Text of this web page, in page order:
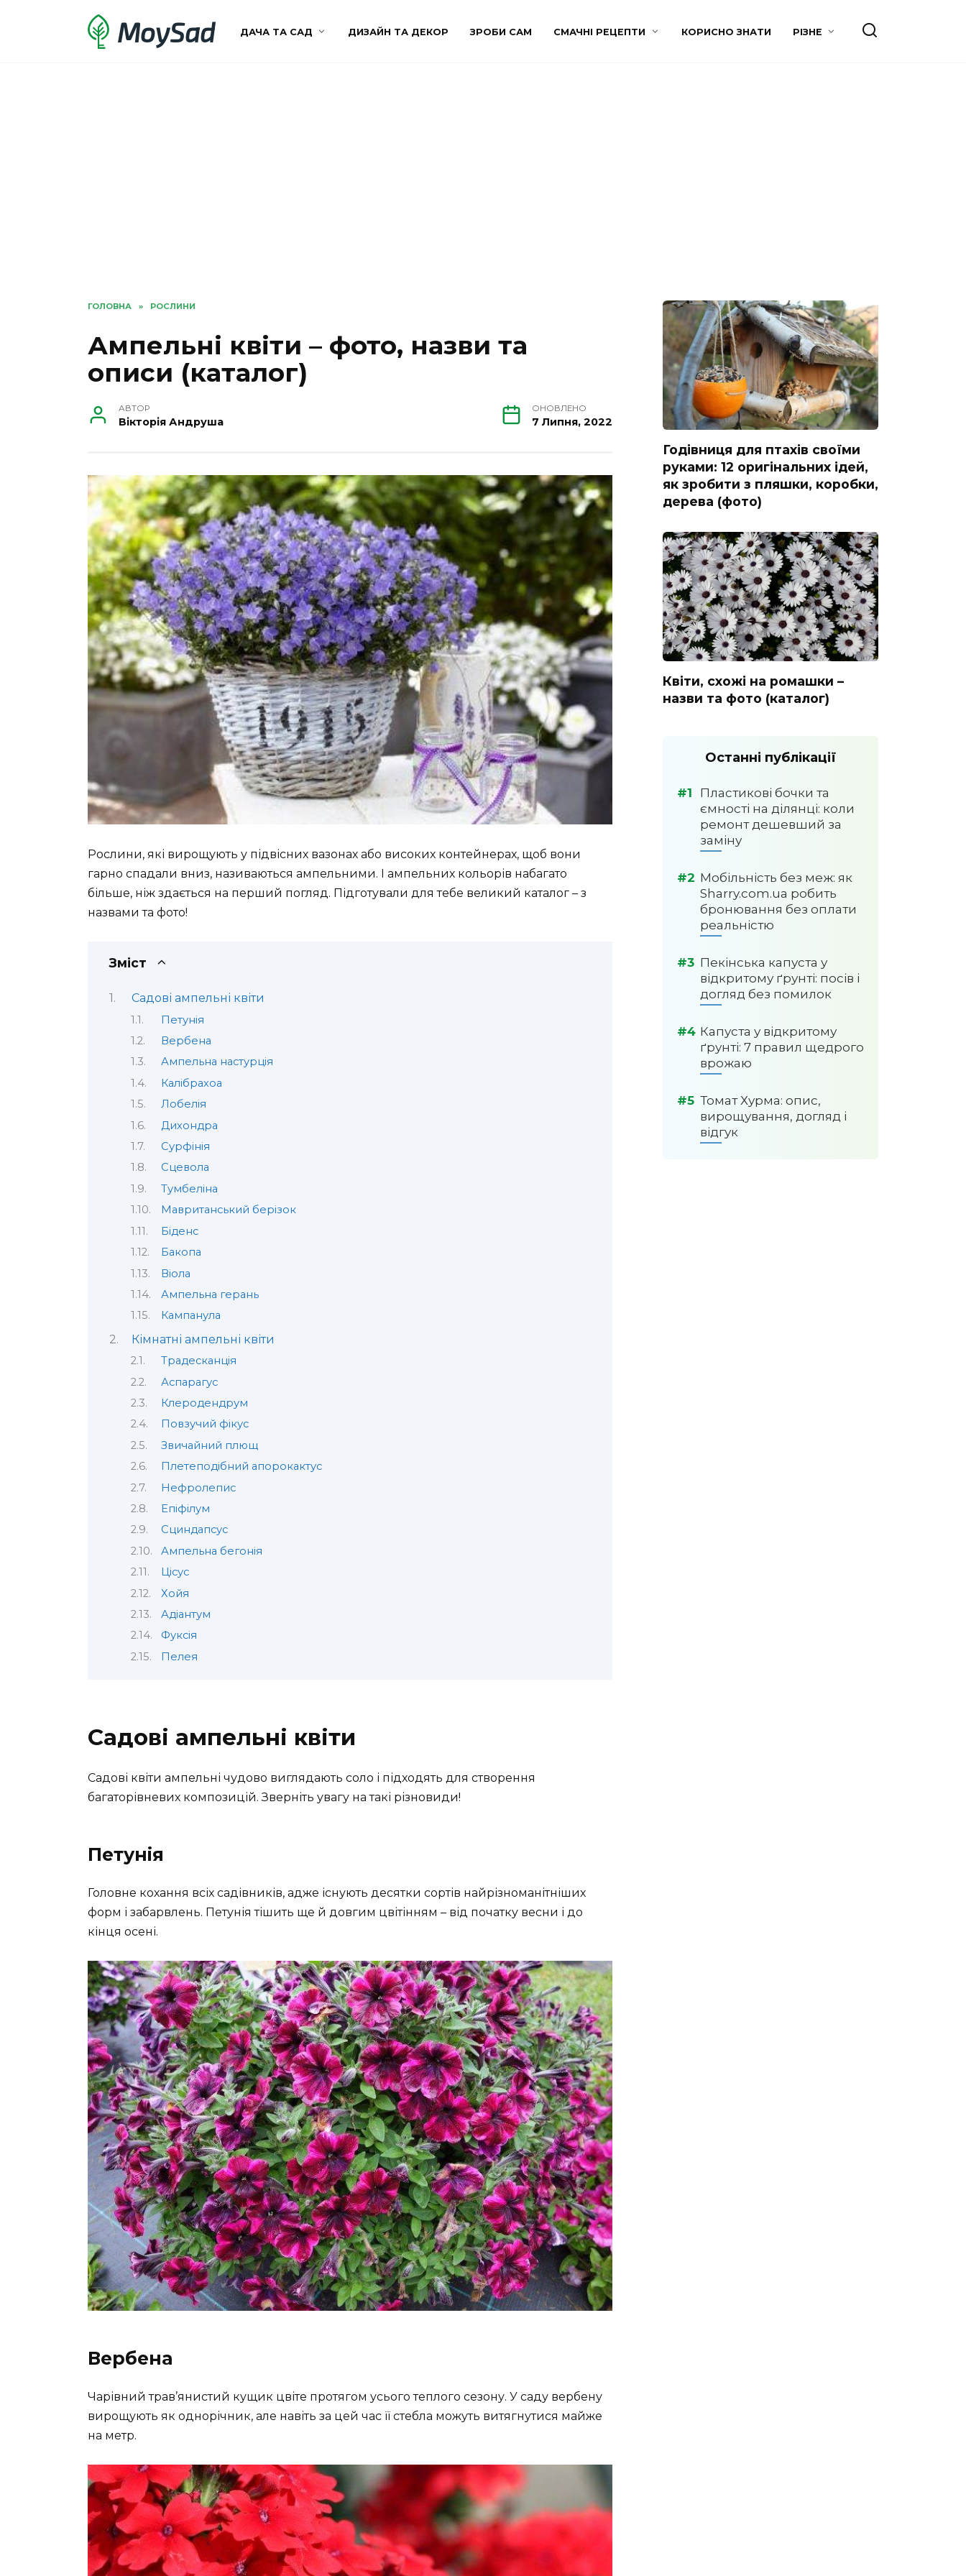
MoySad ДАЧА ТА САД ДИЗАЙН ТА ДЕКОР ЗРОБИ САМ СМАЧНІ РЕЦЕПТИ КОРИСНО ЗНАТИ РІЗНЕ
ГОЛОВНА » РОСЛИНИ
Ампельні квіти – фото, назви та
описи (каталог)
АВТОР
Вікторія Андруша
ОНОВЛЕНО
7 Липня, 2022
Рослини, які вирощують у підвісних вазонах або високих контейнерах, щоб вони
гарно спадали вниз, називаються ампельними. І ампельних кольорів набагато
більше, ніж здається на перший погляд. Підготували для тебе великий каталог – з
назвами та фото!
Зміст
Садові ампельні квіти
Петунія
Вербена
Ампельна настурція
Калібрахоа
Лобелія
Дихондра
Сурфінія
Сцевола
Тумбеліна
Мавританський берізок
Біденс
Бакопа
Віола
Ампельна герань
Кампанула
Кімнатні ампельні квіти
Традесканція
Аспарагус
Клеродендрум
Повзучий фікус
Звичайний плющ
Плетеподібний апорокактус
Нефролепис
Епіфілум
Сциндапсус
Ампельна бегонія
Цісус
Хойя
Адіантум
Фуксія
Пелея
Садові ампельні квіти
Садові квіти ампельні чудово виглядають соло і підходять для створення
багаторівневих композицій. Зверніть увагу на такі різновиди!
Петунія
Головне кохання всіх садівників, адже існують десятки сортів найрізноманітніших
форм і забарвлень. Петунія тішить ще й довгим цвітінням – від початку весни і до
кінця осені.
Вербена
Чарівний трав’янистий кущик цвіте протягом усього теплого сезону. У саду вербену
вирощують як однорічник, але навіть за цей час її стебла можуть витягнутися майже
на метр.
Годівниця для птахів своїми
руками: 12 оригінальних ідей,
як зробити з пляшки, коробки,
дерева (фото)
Квіти, схожі на ромашки –
назви та фото (каталог)
Останні публікації
Пластикові бочки та
ємності на ділянці: коли
ремонт дешевший за
заміну
Мобільність без меж: як
Sharry.com.ua робить
бронювання без оплати
реальністю
Пекінська капуста у
відкритому ґрунті: посів і
догляд без помилок
Капуста у відкритому
ґрунті: 7 правил щедрого
врожаю
Томат Хурма: опис,
вирощування, догляд і
відгук